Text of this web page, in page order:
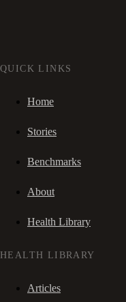
QUICK LINKS
Home
Stories
Benchmarks
About
Health Library
HEALTH LIBRARY
Articles